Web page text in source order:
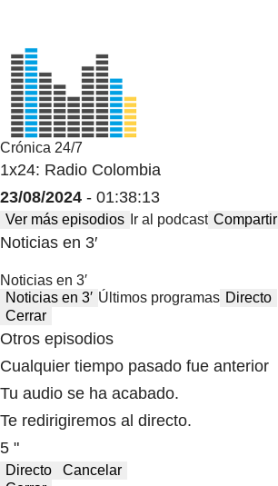
Crónica 24/7
1x24: Radio Colombia
23/08/2024 - 01:38:13
Ver más episodios Ir al podcast Compartir
Noticias en 3′
Noticias en 3′
Noticias en 3′ Últimos programas Directo
Cerrar
Otros episodios
Cualquier tiempo pasado fue anterior
Tu audio se ha acabado.
Te redirigiremos al directo.
5 "
Directo
Cancelar